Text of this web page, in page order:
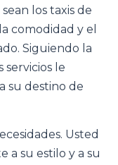
los taxis de
comodidad y el
Siguiendo la
servicios le
su destino de
Usted
a su estilo y a su